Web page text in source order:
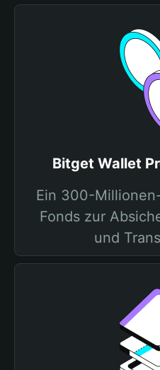
Bitget Wallet
Ein 300-
Fonds zur
und